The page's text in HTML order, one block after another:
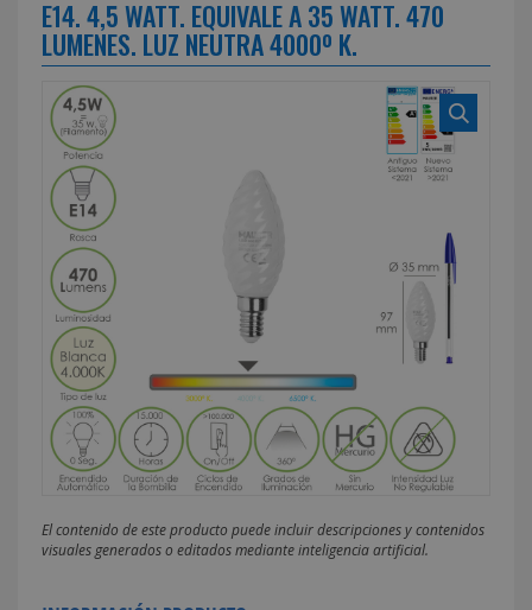
E14. 4,5 WATT. EQUIVALE A 35 WATT. 470
LUMENES. LUZ NEUTRA 4000º K.
El contenido de este producto puede incluir descripciones y contenidos
visuales generados o editados mediante inteligencia artificial.